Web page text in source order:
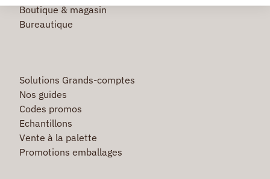
Boutique & magasin
Bureautique
Solutions Grands-comptes
Nos guides
Codes promos
Echantillons
Vente à la palette
Promotions emballages